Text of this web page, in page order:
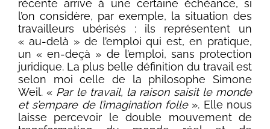
récente arrive à une certaine échéance, si
l’on considère, par exemple, la situation des
travailleurs ubérisés : ils représentent un
« au-delà » de l’emploi qui est, en pratique,
un « en-deçà » de l’emploi, sans protection
juridique. La plus belle définition du travail est
selon moi celle de la philosophe Simone
Weil. « Par le travail, la raison saisit le monde
et s’empare de l’imagination folle ». Elle nous
laisse percevoir le double mouvement de